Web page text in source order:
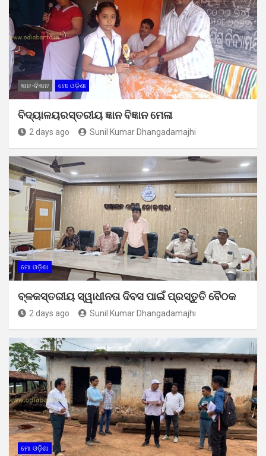
ଜ୍ଞାନ-ବିଜ୍ଞାନ ମୋ ଓଡ଼ିଶା
ବିଦ୍ୟାଳୟରସ୍ତରୀୟ ଜ୍ଞାନ ବିଜ୍ଞାନ ମେଳା
2 days ago Sunil Kumar Dhangadamajhi
ମୋ ଓଡ଼ିଶା
ବ୍ଳକସ୍ତରୀୟ ସ୍ୱାଧୀନତା ଦିବସ ପାଇଁ ପ୍ରସ୍ତୁତି ବୈଠକ
2 days ago Sunil Kumar Dhangadamajhi
ମୋ ଓଡ଼ିଶା